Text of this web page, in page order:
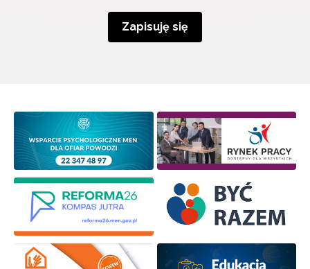
Zapisuję się